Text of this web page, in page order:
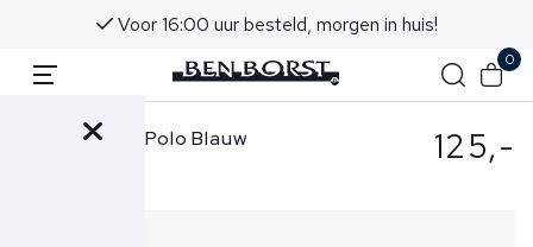
Voor 16:00 uur besteld, morgen in huis!
0
Ralph Lauren Polo Blauw 125,-